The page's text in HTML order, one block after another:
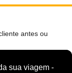
antes ou
sua viagem -